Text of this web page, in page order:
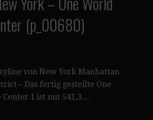
(p_00680)
von New York Manhattan
– Das fertig gestellte One
1 ist mit 541,3…